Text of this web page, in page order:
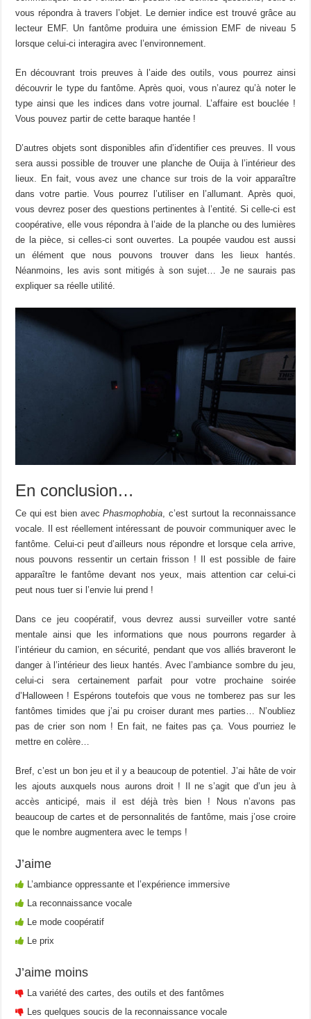
vous répondra à travers l’objet. Le dernier indice est trouvé grâce au
lecteur EMF. Un fantôme produira une émission EMF de niveau 5
lorsque celui-ci interagira avec l’environnement.
En découvrant trois preuves à l’aide des outils, vous pourrez ainsi
découvrir le type du fantôme. Après quoi, vous n’aurez qu’à noter le
type ainsi que les indices dans votre journal. L’affaire est bouclée !
Vous pouvez partir de cette baraque hantée !
D’autres objets sont disponibles afin d’identifier ces preuves. Il vous
sera aussi possible de trouver une planche de Ouija à l’intérieur des
lieux. En fait, vous avez une chance sur trois de la voir apparaître
dans votre partie. Vous pourrez l’utiliser en l’allumant. Après quoi,
vous devrez poser des questions pertinentes à l’entité. Si celle-ci est
coopérative, elle vous répondra à l’aide de la planche ou des lumières
de la pièce, si celles-ci sont ouvertes. La poupée vaudou est aussi
un élément que nous pouvons trouver dans les lieux hantés.
Néanmoins, les avis sont mitigés à son sujet… Je ne saurais pas
expliquer sa réelle utilité.
En conclusion…
Ce qui est bien avecPhasmophobia, c’est surtout la reconnaissance
vocale. Il est réellement intéressant de pouvoir communiquer avec le
fantôme. Celui-ci peut d’ailleurs nous répondre et lorsque cela arrive,
nous pouvons ressentir un certain frisson ! Il est possible de faire
apparaître le fantôme devant nos yeux, mais attention car celui-ci
peut nous tuer si l’envie lui prend !
Dans ce jeu coopératif, vous devrez aussi surveiller votre santé
mentale ainsi que les informations que nous pourrons regarder à
l’intérieur du camion, en sécurité, pendant que vos alliés braveront le
danger à l’intérieur des lieux hantés. Avec l’ambiance sombre du jeu,
celui-ci sera certainement parfait pour votre prochaine soirée
d’Halloween ! Espérons toutefois que vous ne tomberez pas sur les
fantômes timides que j’ai pu croiser durant mes parties… N’oubliez
pas de crier son nom ! En fait, ne faites pas ça. Vous pourriez le
mettre en colère…
Bref, c’est un bon jeu et il y a beaucoup de potentiel. J’ai hâte de voir
les ajouts auxquels nous aurons droit ! Il ne s’agit que d’un jeu à
accès anticipé, mais il est déjà très bien ! Nous n’avons pas
beaucoup de cartes et de personnalités de fantôme, mais j’ose croire
que le nombre augmentera avec le temps !
J’aime
L’ambiance oppressante et l’expérience immersive
La reconnaissance vocale
Le mode coopératif
Le prix
J’aime moins
La variété des cartes, des outils et des fantômes
Les quelques soucis de la reconnaissance vocale